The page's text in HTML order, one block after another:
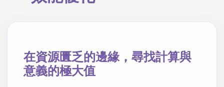
在資源匱乏的邊緣，尋找計算與
意義的極大值